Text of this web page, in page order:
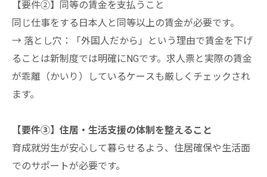
【要件②】同等の賃金を支払うこと
同じ仕事をする日本人と同等以上の賃金が必要です。
→ 落とし穴：「外国人だから」という理由で賃金を下げ
ることは新制度では明確にNGです。求人票と実際の賃金
が乖離（かいり）しているケースも厳しくチェックされ
ます。
【要件③】住居・生活支援の体制を整えること
育成就労生が安心して暮らせるよう、住居確保や生活面
でのサポートが必要です。